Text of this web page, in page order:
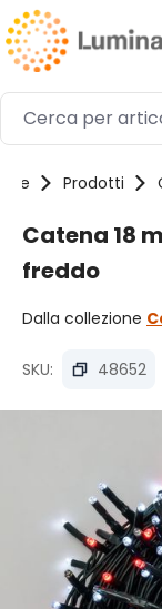
Passa al
Prodotti
Catena 18
freddo
Dalla collezione
SKU: 48652